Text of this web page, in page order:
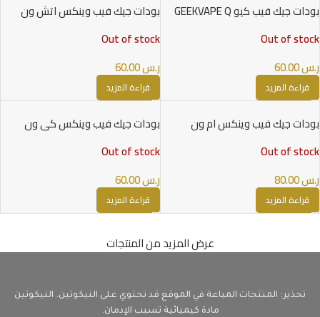
بودات جيك فيب كيو GEEKVAPE Q
Out of stock
ر.س
قراءة المزيد
بودات جيك فيب وينكس اتش ون
Out of stock
ر.س60.00
قراءة المزيد
بودات جيك فيب وينكس ام ون
Out of stock
ر.س
قراءة المزيد
بودات جيك فيب وينكس كي ون
Out of stock
ر.س60.00
قراءة المزيد
عرض المزيد من المنتجات
تحذير: المنتجات المباعة في الموقع قد تحتوي على النيكوتين. النيكوتين
مادة كيميائية تسبب الإدمان.